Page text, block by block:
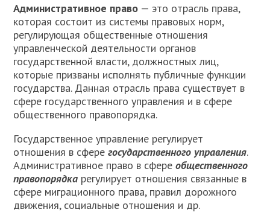
Административное право — это отрасль права,
которая состоит из системы правовых норм,
регулирующая общественные отношения
управленческой деятельности органов
государственной власти, должностных лиц,
которые призваны исполнять публичные функции
государства. Данная отрасль права существует в
сфере государственного управления и в сфере
общественного правопорядка.
Государственное управление регулирует
отношения в сферегосударственного управления.
Административное право в сфереобщественного
правопорядка регулирует отношения связанные в
сфере миграционного права, правил дорожного
движения, социальные отношения и др.